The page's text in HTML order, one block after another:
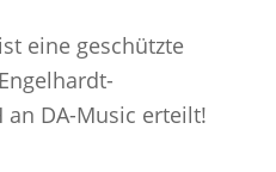
eine geschützte
an DA-Music erteilt!